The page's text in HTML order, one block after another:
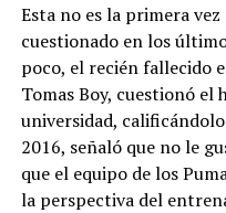
Esta no es la primera
cuestionado en los
poco, el recién fallecido
Tomas Boy, cuestionó el
universidad, calificándolo
2016, señaló que no le
que el equipo de los
la perspectiva del